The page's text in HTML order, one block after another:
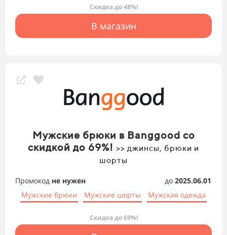
Скидка до 48%!
В магазин
Мужские брюки в Banggood со
скидкой до 69%! >> джинсы, брюки и
шорты
Промокод не нужен до 2025.06.01
Мужские брюки
Мужские шорты Мужская одежда
Скидка до 69%!